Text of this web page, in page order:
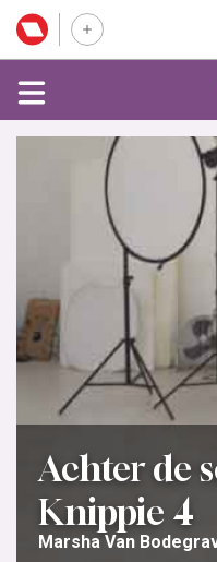
Achter de
Knippie 4
Marsha Van